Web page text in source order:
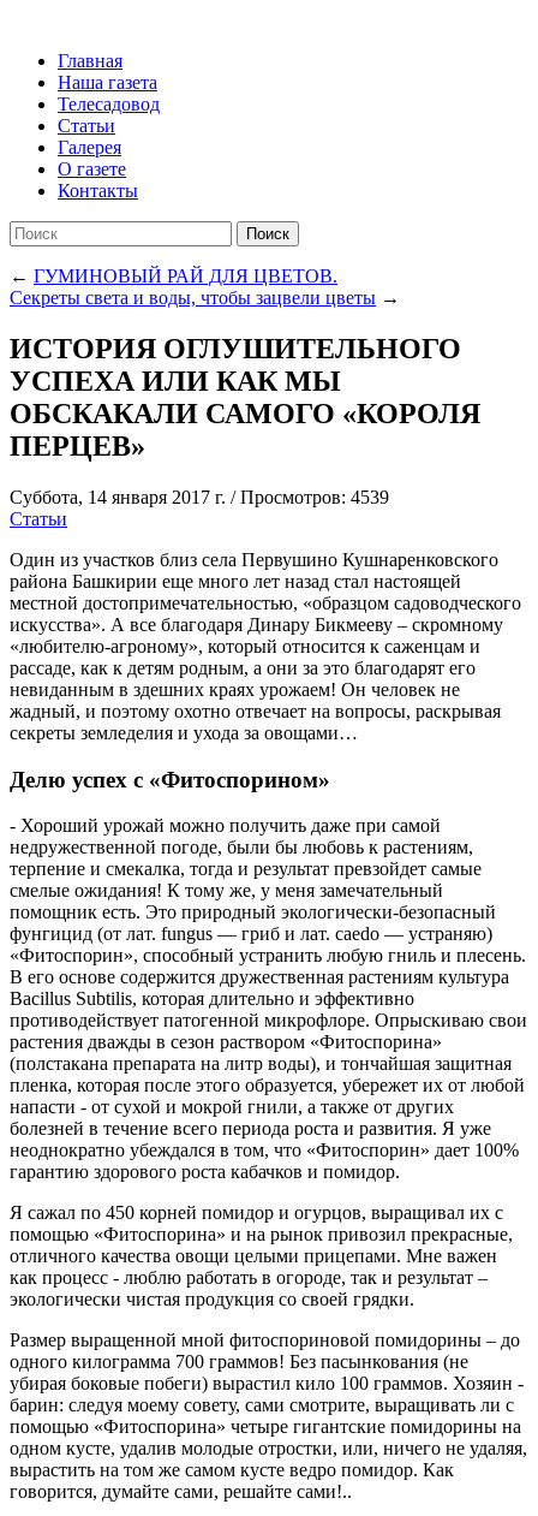
Главная
Наша газета
Телесадовод
Статьи
Галерея
О газете
Контакты
Поиск
← ГУМИНОВЫЙ РАЙ ДЛЯ ЦВЕТОВ.
Секреты света и воды, чтобы зацвели цветы →
ИСТОРИЯ ОГЛУШИТЕЛЬНОГО
УСПЕХА ИЛИ КАК МЫ
ОБСКАКАЛИ САМОГО «КОРОЛЯ
ПЕРЦЕВ»
Суббота, 14 января 2017 г. /Просмотров: 4539
Статьи
Один из участков близ села Первушино Кушнаренковского
района Башкирии еще много лет назад стал настоящей
местной достопримечательностью, «образцом садоводческого
искусства». А все благодаря Динару Бикмееву – скромному
«любителю-агроному», который относится к саженцам и
рассаде, как к детям родным, а они за это благодарят его
невиданным в здешних краях урожаем! Он человек не
жадный, и поэтому охотно отвечает на вопросы, раскрывая
секреты земледелия и ухода за овощами…
Делю успех с «Фитоспорином»
- Хороший урожай можно получить даже при самой
недружественной погоде, были бы любовь к растениям,
терпение и смекалка, тогда и результат превзойдет самые
смелые ожидания! К тому же, у меня замечательный
помощник есть. Это природный экологически-безопасный
фунгицид (от лат. fungus — гриб и лат. caedo — устраняю)
«Фитоспорин», способный устранить любую гниль и плесень.
В его основе содержится дружественная растениям культура
Bacillus Subtilis, которая длительно и эффективно
противодействует патогенной микрофлоре. Опрыскиваю свои
растения дважды в сезон раствором «Фитоспорина»
(полстакана препарата на литр воды), и тончайшая защитная
пленка, которая после этого образуется, убережет их от любой
напасти - от сухой и мокрой гнили, а также от других
болезней в течение всего периода роста и развития. Я уже
неоднократно убеждался в том, что «Фитоспорин» дает 100%
гарантию здорового роста кабачков и помидор.
Я сажал по 450 корней помидор и огурцов, выращивал их с
помощью «Фитоспорина» и на рынок привозил прекрасные,
отличного качества овощи целыми прицепами. Мне важен
как процесс - люблю работать в огороде, так и результат –
экологически чистая продукция со своей грядки.
Размер выращенной мной фитоспориновой помидорины – до
одного килограмма 700 граммов! Без пасынкования (не
убирая боковые побеги) вырастил кило 100 граммов. Хозяин -
барин: следуя моему совету, сами смотрите, выращивать ли с
помощью «Фитоспорина» четыре гигантские помидорины на
одном кусте, удалив молодые отростки, или, ничего не удаляя,
вырастить на том же самом кусте ведро помидор. Как
говорится, думайте сами, решайте сами!..